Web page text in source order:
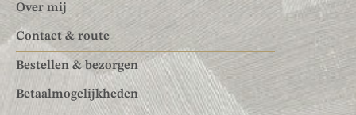
Over mij
Contact & route
Bestellen & bezorgen
Betaalmogelijkheden